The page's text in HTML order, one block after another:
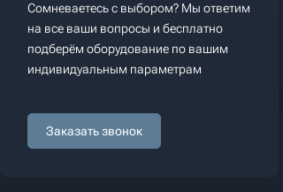
Сомневаетесь с выбором? Мы ответим
на все ваши вопросы и бесплатно
подберём оборудование по вашим
индивидуальным параметрам
Заказать звонок